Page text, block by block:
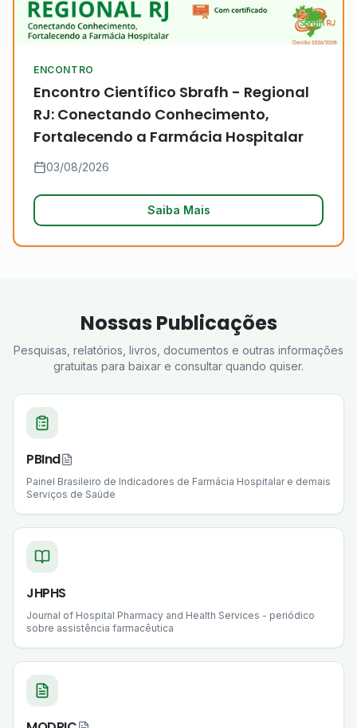
ENCONTRO
Encontro Científico Sbrafh - Regional
RJ: Conectando Conhecimento,
Fortalecendo a Farmácia Hospitalar
03/08/2026
Saiba Mais
Nossas Publicações
Pesquisas, relatórios, livros, documentos e outras informações
gratuitas para baixar e consultar quando quiser.
PBInd
Painel Brasileiro de Indicadores de Farmácia Hospitalar e demais
Serviços de Saúde
JHPHS
Journal of Hospital Pharmacy and Health Services - periódico
sobre assistência farmacêutica